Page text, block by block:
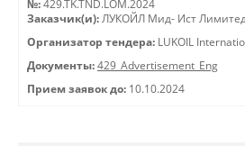
№: 429.TK.TND.LOM.2024
Заказчик(и): ЛУКОЙЛ Мид- Ист
Организатор тендера: LUKOIL
Документы: 429_Advertisement_Eng
Прием заявок до: 10.10.2024